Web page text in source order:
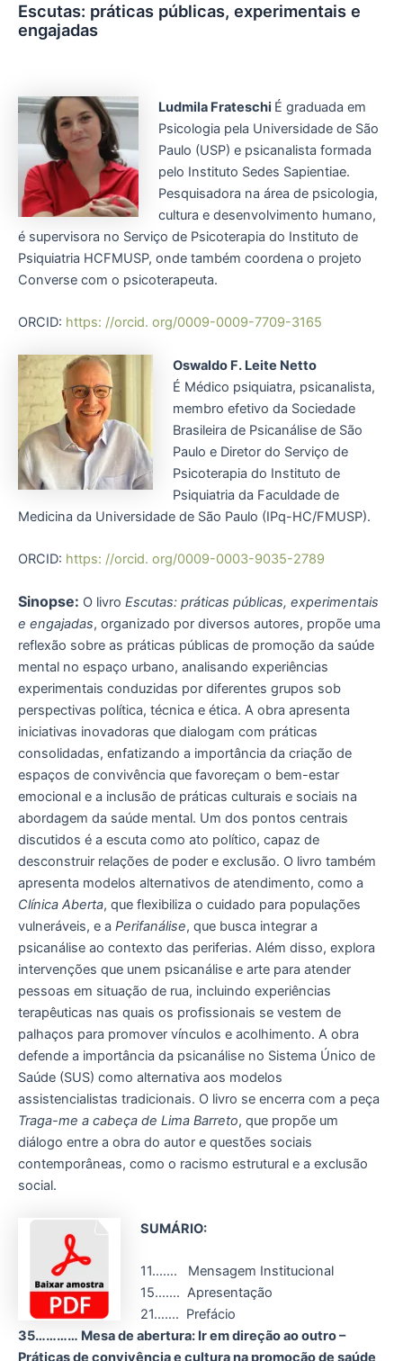
Escutas: práticas públicas, experimentais e
engajadas
Ludmila Frateschi É graduada em
Psicologia pela Universidade de São
Paulo (USP) e psicanalista formada
pelo Instituto Sedes Sapientiae.
Pesquisadora na área de psicologia,
cultura e desenvolvimento humano,
é supervisora no Serviço de Psicoterapia do Instituto de
Psiquiatria HCFMUSP, onde também coordena o projeto
Converse com o psicoterapeuta.
ORCID: https: //orcid. org/0009-0009-7709-3165
Oswaldo F. Leite Netto
É Médico psiquiatra, psicanalista,
membro efetivo da Sociedade
Brasileira de Psicanálise de São
Paulo e Diretor do Serviço de
Psicoterapia do Instituto de
Psiquiatria da Faculdade de
Medicina da Universidade de São Paulo (IPq-HC/FMUSP).
ORCID: https: //orcid. org/0009-0003-9035-2789
Sinopse: O livro Escutas: práticas públicas, experimentais
e engajadas, organizado por diversos autores, propõe uma
reflexão sobre as práticas públicas de promoção da saúde
mental no espaço urbano, analisando experiências
experimentais conduzidas por diferentes grupos sob
perspectivas política, técnica e ética. A obra apresenta
iniciativas inovadoras que dialogam com práticas
consolidadas, enfatizando a importância da criação de
espaços de convivência que favoreçam o bem-estar
emocional e a inclusão de práticas culturais e sociais na
abordagem da saúde mental. Um dos pontos centrais
discutidos é a escuta como ato político, capaz de
desconstruir relações de poder e exclusão. O livro também
apresenta modelos alternativos de atendimento, como a
Clínica Aberta, que flexibiliza o cuidado para populações
vulneráveis, e a Perifanálise, que busca integrar a
psicanálise ao contexto das periferias. Além disso, explora
intervenções que unem psicanálise e arte para atender
pessoas em situação de rua, incluindo experiências
terapêuticas nas quais os profissionais se vestem de
palhaços para promover vínculos e acolhimento. A obra
defende a importância da psicanálise no Sistema Único de
Saúde (SUS) como alternativa aos modelos
assistencialistas tradicionais. O livro se encerra com a peça
Traga-me a cabeça de Lima Barreto, que propõe um
diálogo entre a obra do autor e questões sociais
contemporâneas, como o racismo estrutural e a exclusão
social.
SUMÁRIO:
11……. Mensagem Institucional
15……. Apresentação
21……. Prefácio
35………… Mesa de abertura: Ir em direção ao outro –
Práticas de convivência e cultura na promoção de saúde